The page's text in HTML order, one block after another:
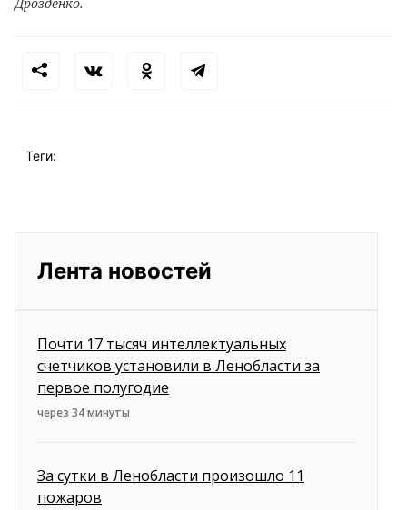
Теги:
Лента новостей
Почти 17 тысяч интеллектуальных
счетчиков установили в Ленобласти за
первое полугодие
через 34 минуты
За сутки в Ленобласти произошло 11
пожаров